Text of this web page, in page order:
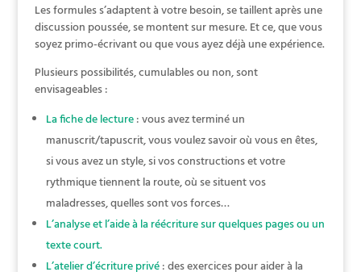
Les formules s’adaptent à votre besoin, se taillent après une
discussion poussée, se montent sur mesure. Et ce, que vous
soyez primo-écrivant ou que vous ayez déjà une expérience.
Plusieurs possibilités, cumulables ou non, sont
envisageables :
La fiche de lecture: vous avez terminé un
manuscrit/tapuscrit, vous voulez savoir où vous en êtes,
si vous avez un style, si vos constructions et votre
rythmique tiennent la route, où se situent vos
maladresses, quelles sont vos forces…
L’analyse et l’aide à la réécriture sur quelques pages ou un
texte court.
L’atelier d’écriture privé: des exercices pour aider à la